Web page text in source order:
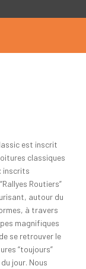
est inscrit
classiques
inscrits
Routiers”
autour du
à travers
magnifiques
se retrouver le
“toujours”
jour. Nous